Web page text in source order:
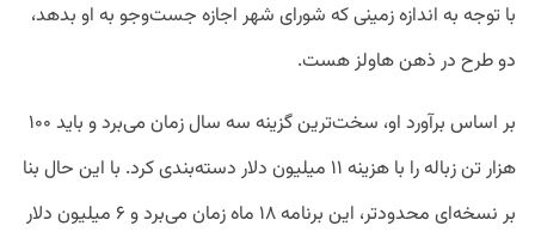
با توجه به اندازه زمینی که شورای شهر اجازه جست‌وجو به او بدهد،
دو طرح در ذهن هاولز هست.
بر اساس برآورد او، سخت‌ترین گزینه سه سال زمان می‌برد و باید ۱۰۰
هزار تن زباله را با هزینه ۱۱ میلیون دلار دسته‌بندی کرد. با این حال بنا
بر نسخه‌ای محدود‌تر، این برنامه ۱۸ ماه زمان می‌برد و ۶ میلیون دلار